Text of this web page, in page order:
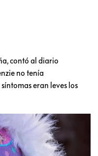
contó al diario
no tenía
eran leves los